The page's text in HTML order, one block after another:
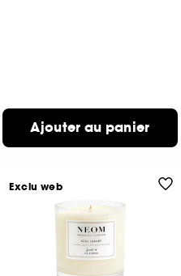
Ajouter au panier
Exclu web